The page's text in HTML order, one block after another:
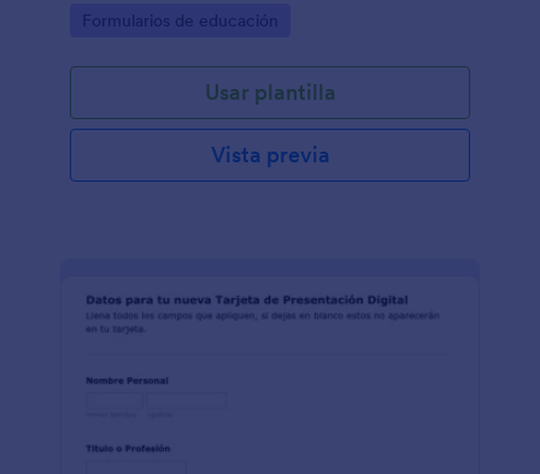
relacionadas con producción de sonido y video.
Go to Category:
Formularios de educación
Usar plantilla
Vista previa